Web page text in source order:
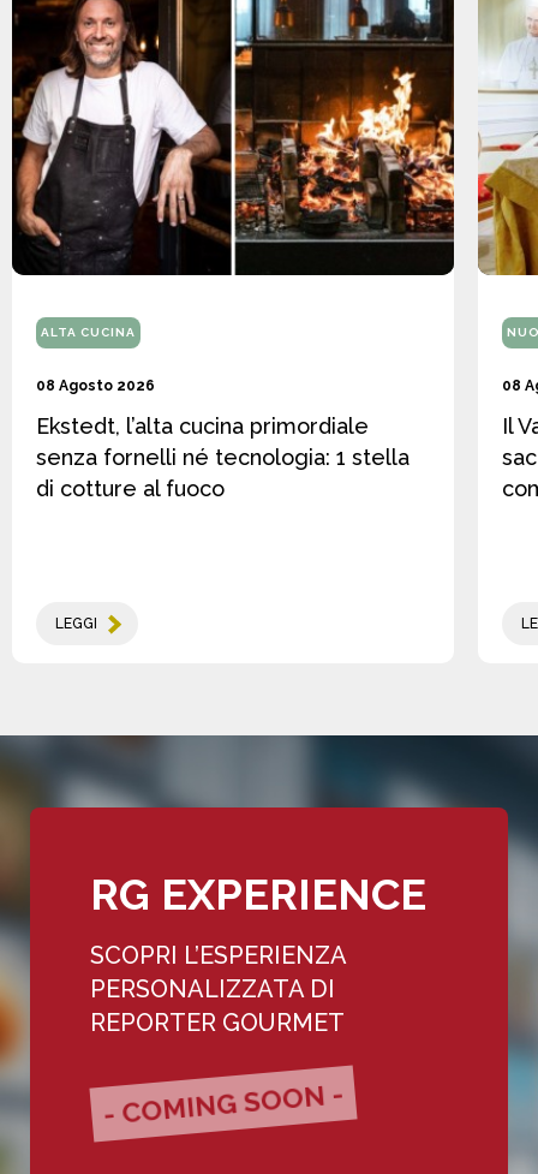
ALTA CUCINA
08 Agosto 2026
Ekstedt, l’alta cucina primordiale
senza fornelli né tecnologia: 1 stella
di cotture al fuoco
LEGGI
08
Il
RG EXPERIENCE
SCOPRI L’ESPERIENZA
PERSONALIZZATA DI
REPORTER GOURMET
- COMING SOON -